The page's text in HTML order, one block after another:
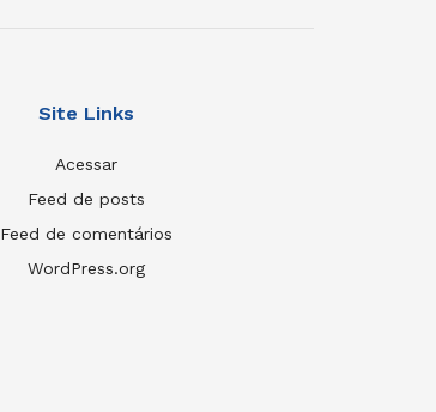
Site Links
Acessar
Feed de posts
Feed de comentários
WordPress.org